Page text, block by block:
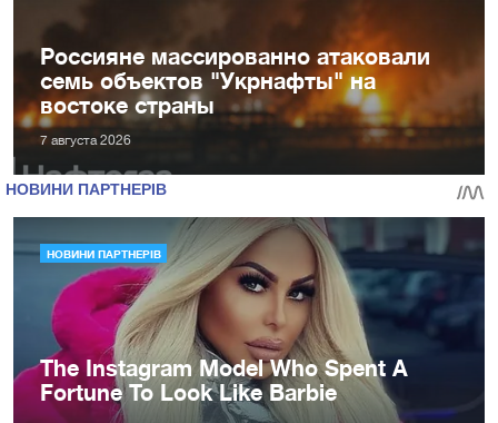
Россияне массированно атаковали
семь объектов "Укрнафты" на
востоке страны
7 августа 2026